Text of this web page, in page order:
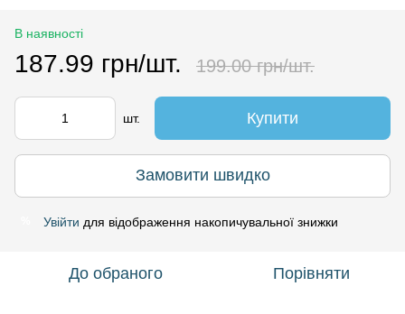
В наявності
187.99 грн/шт. 199.00 грн/шт.
шт. Купити
Замовити швидко
Увійти для відображення накопичувальної знижки
До обраного Порівняти